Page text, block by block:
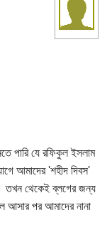
পারি যে রফিকুল ইসলাম
আমাদের 'শহীদ দিবস'
তখন থেকেই ব্লগের জন্য
আসার পর আমাদের নানা